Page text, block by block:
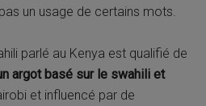
un usage de certains mots.
parlé au Kenya est qualifié de
argot basé sur le swahili et
et influencé par de